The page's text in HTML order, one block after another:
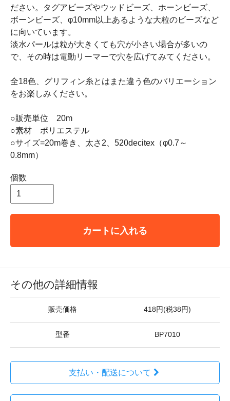
ださい。タグアビーズやウッドビーズ、ホーンビーズ、
ボーンビーズ、φ10mm以上あるような大粒のビーズなど
に向いています。
淡水パールは粒が大きくても穴が小さい場合が多いの
で、その時は電動リーマーで穴を広げてみてください。
全18色、グリフィン糸とはまた違う色のバリエーション
をお楽しみください。
○販売単位 20m
○素材 ポリエステル
○サイズ=20m巻き、太さ2、520decitex（φ0.7～
0.8mm）
個数
カートに入れる
その他の詳細情報
販売価格 418円(税38円)
型番 BP7010
支払い・配送について